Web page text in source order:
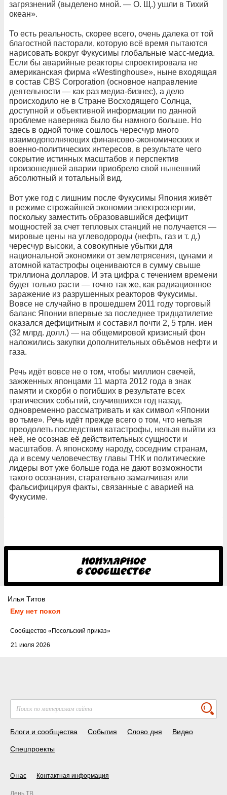
загрязнений (выделено мной. — О. Щ.) ушли в Тихий
океан».
То есть реальность, скорее всего, очень далека от той
благостной пасторали, которую всё время пытаются
нарисовать вокруг Фукусимы глобальные масс-медиа.
Если бы аварийные реакторы спроектировала не
американская фирма «Westinghouse», ныне входящая
в состав CBS Corporation (основное направление
деятельности — как раз медиа-бизнес), а дело
происходило не в Стране Восходящего Солнца,
доступной и объективной информации по данной
проблеме наверняка было бы намного больше. Но
здесь в одной точке сошлось чересчур много
взаимодополняющих финансово-экономических и
военно-политических интересов, в результате чего
сокрытие истинных масштабов и перспектив
произошедшей аварии приобрело свой нынешний
абсолютный и тотальный вид.
Вот уже год с лишним после Фукусимы Япония живёт
в режиме строжайшей экономии электроэнергии,
поскольку заместить образовавшийся дефицит
мощностей за счет тепловых станций не получается —
мировые цены на углеводороды (нефть, газ и т. д.)
чересчур высоки, а совокупные убытки для
национальной экономики от землетрясения, цунами и
атомной катастрофы оцениваются в сумму свыше
триллиона долларов. И эта цифра с течением времени
будет только расти — точно так же, как радиационное
заражение из разрушенных реакторов Фукусимы.
Вовсе не случайно в прошедшем 2011 году торговый
баланс Японии впервые за последнее тридцатилетие
оказался дефицитным и составил почти 2, 5 трлн. иен
(32 млрд. долл.) — на общемировой кризисный фон
наложились закупки дополнительных объёмов нефти и
газа.
Речь идёт вовсе не о том, чтобы миллион свечей,
зажженных японцами 11 марта 2012 года в знак
памяти и скорби о погибших в результате всех
трагических событий, случившихся год назад,
одновременно рассматривать и как символ «Японии
во тьме». Речь идёт прежде всего о том, что нельзя
преодолеть последствия катастрофы, нельзя выйти из
неё, не осознав её действительных сущности и
масштабов. А японскому народу, соседним странам,
да и всему человечеству главы ТНК и политические
лидеры вот уже больше года не дают возможности
такого осознания, старательно замалчивая или
фальсифицируя факты, связанные с аварией на
Фукусиме.
Илья Титов
Ему нет покоя
21 июля 2026
Cообщество «Посольский приказ»
Блоги и сообщества События Слово дня Видео
Спецпроекты
О нас Контактная информация
День ТВ